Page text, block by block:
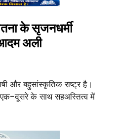
के सृजनधर्मी
आदम अली
और बहुसांस्कृतिक राष्ट्र है।
एक-दूसरे के साथ सहअस्तित्व में